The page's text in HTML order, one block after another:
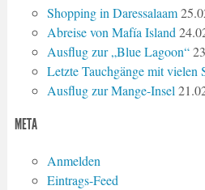
Shopping in Daressalaam
Abreise von Mafía Island
Ausflug zur „Blue Lagoon“
Letzte Tauchgänge mit vielen
Ausflug zur Mange-Insel
META
Anmelden
Eintrags-Feed